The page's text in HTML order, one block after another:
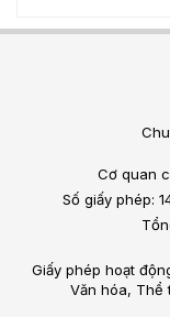
Cơ quan
Số giấy phép:
Giấy phép hoạt
Văn hóa, Thể